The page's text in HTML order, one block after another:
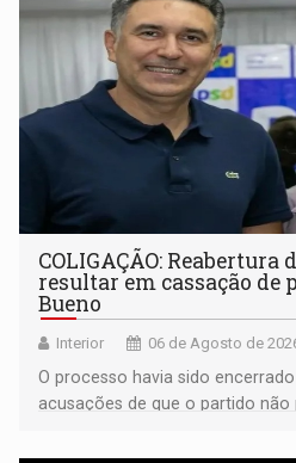
COLIGAÇÃO: Reabertura
resultar em cassação de
Bueno
Interior 06 de Agosto de
O processo havia sido
acusações de que o partido não